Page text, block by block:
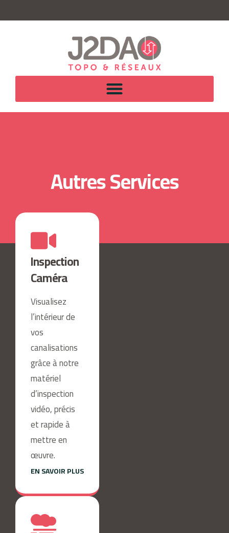
Autres Services
Inspection
Caméra
Visualisez
l’intérieur de
vos
canalisations
grâce à notre
matériel
d’inspection
vidéo, précis
et rapide à
mettre en
œuvre.
EN SAVOIR PLUS